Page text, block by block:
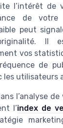
l’intérêt de
de votre
peut
Il
vos
de
les utilisateurs
l’analyse
l’index de